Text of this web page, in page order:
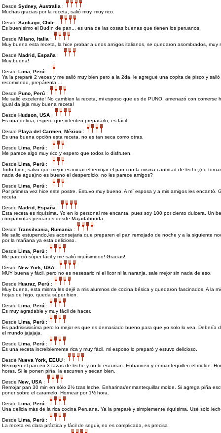
Desde Sydney, Australia :
Muchas gracias por la receta, salió muy, muy rico.
Desde Santiago, Chile :
Es buenísimo el Budín de pan... es una de las cosas buenas que tienen los peruanos.
Desde Milano, Italia :
Muy buena esta receta, la hice probar a unos amigos italianos, se quedaron asombrados, muy
Desde Madrid, España :
Muy buena!
Desde Lima, Perú :
Ya la preparé 2 veces y me salió muy bien pero a la 2da. le agregué una copita de pisco y salió
recomiendo, prepárenla....
Desde Puno, Perú :
Me salió excelente! No cambien la receta, mi esposo que es de PUNO, amenazó con comerse
igual da jaja muy buena receta!
Desde Hudson, USA :
Es una delicia, espero que intenten prepararlo, es fácil.
Desde Playa del Carmen, México :
Es una buena opción esta receta, no es tan seca como otras.
Desde Lima, Perú :
Me parece algo muy rico y espero que todos lo disfruten.
Desde Lima, Perú :
Todo bien, salvo que mejor es iniciar el remojar el pan con la misma cantidad de leche,(no
nada de agua)no es bueno el desperdicio, no les parece amigos?
Desde Lima, Perú :
Por primera vez hice este postre. Estuvo muy bueno. A mí esposa y a mis amigos les encantó.
receta.
Desde Madrid, España :
Esta receta es riquísima. Yo en lo personal me encanta, pues soy 100 por ciento dulcera. Un
compatriotas peruanos desde Majadahonda.
Desde Transilvania, Rumania :
Me salio estupendo,les aconsejaria que preparen el pan remojado de noche y a la siguiente
por la mañana ya esta delicioso.
Desde Lima, Perú :
Me pareció súper fácil y me salió riquísimooo! Gracias!
Desde New York, USA :
MUY buena y fácil, pero no es nesesario ni el licor ni la naranja, sale mejor sin nada de eso.
Desde Huaraz, Perú :
Muy buena, esta misma les dejé a mis alumnos de cocina bésica y quedaron fascinados. A la
hojas de higo, queda súper bien.
Desde Lima, Perú :
Es muy agradable y muy fácil de hacer.
Desde Lima, Perú :
Es padrisisisisíma pero lo mejor es que es demasiado bueno para que yo solo lo vea. Debería
el mundo jajajaja.
Desde Lima, Perú :
Es una receta increiblemente rica y muy fácil, mi esposo lo preparó y estuvo delicioso.
Desde Nueva York, EEUU :
Remojen el pan en 3 tazas de leche y no lo escurran. Enharinen y enmantequillen el molde.
horas. Si le ponen piña, la escurren y secan bien.
Desde New, USA :
Remojar pan 30 min en sólo 2½ tzas leche. Enharinar/enmantequillar molde. Si agrega piña
poner sobre el caramelo. Hornear por 1½ hora.
Desde Lima, Perú :
Una delicia más de la rica cocina Peruana. Ya la preparé y simplemente riquísima. Usé sólo
Desde Lima, Perú :
La receta es clara práctica y fácil de seguir, no es complicada, es precisa